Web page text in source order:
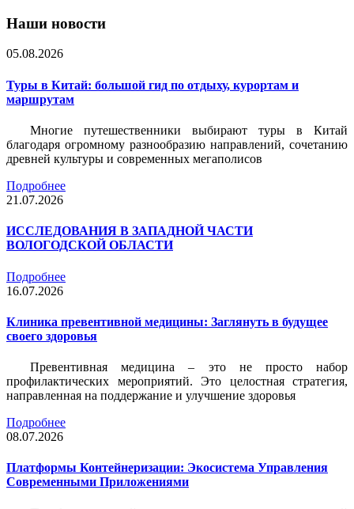
Наши новости
05.08.2026
Туры в Китай: большой гид по отдыху, курортам и
маршрутам
Многие путешественники выбирают туры в Китай
благодаря огромному разнообразию направлений, сочетанию
древней культуры и современных мегаполисов
Подробнее
21.07.2026
ИССЛЕДОВАНИЯ В ЗАПАДНОЙ ЧАСТИ
ВОЛОГОДСКОЙ ОБЛАСТИ
Подробнее
16.07.2026
Клиника превентивной медицины: Заглянуть в будущее
своего здоровья
Превентивная медицина – это не просто набор
профилактических мероприятий. Это целостная стратегия,
направленная на поддержание и улучшение здоровья
Подробнее
08.07.2026
Платформы Контейнеризации: Экосистема Управления
Современными Приложениями